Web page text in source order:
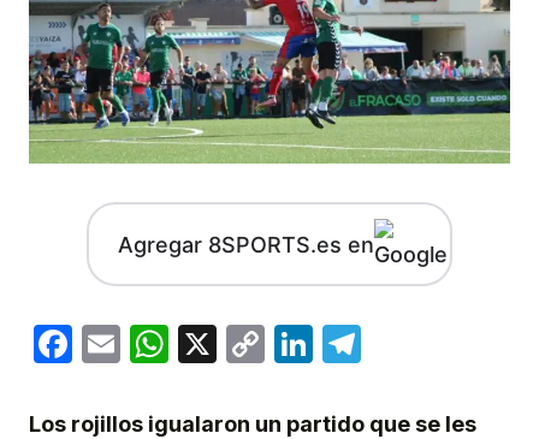
Agregar 8SPORTS.es en
Facebook
EmailWhatsApp
X
CopyLinkedIn
Los rojillos igualaron un partido que se les